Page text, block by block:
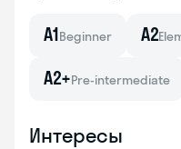
A1Beginner A2
A2+Pre-intermediate
Интересы